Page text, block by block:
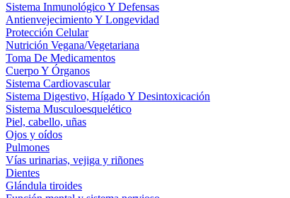
Sistema Inmunológico Y Defensas
Antienvejecimiento Y Longevidad
Protección Celular
Nutrición Vegana/Vegetariana
Toma De Medicamentos
Cuerpo Y Órganos
Sistema Cardiovascular
Sistema Digestivo, Hígado Y Desintoxicación
Sistema Musculoesquelético
Piel, cabello, uñas
Ojos y oídos
Pulmones
Vías urinarias, vejiga y riñones
Dientes
Glándula tiroides